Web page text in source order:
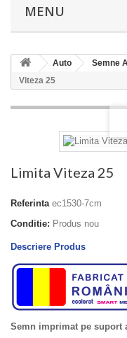
MENU
Auto Semne
Viteza 25
Limita Viteza 25
Referinta ec1530-7cm
Conditie: Produs nou
Descriere Produs
Semn imprimat pe suport